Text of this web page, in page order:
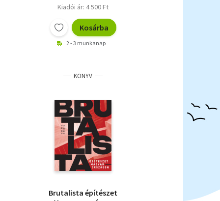
Kiadói ár: 4 500 Ft
Kosárba
2 - 3 munkanap
KÖNYV
Brutalista építészet